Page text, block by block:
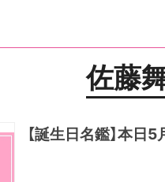
佐藤
【誕生日名鑑】本日